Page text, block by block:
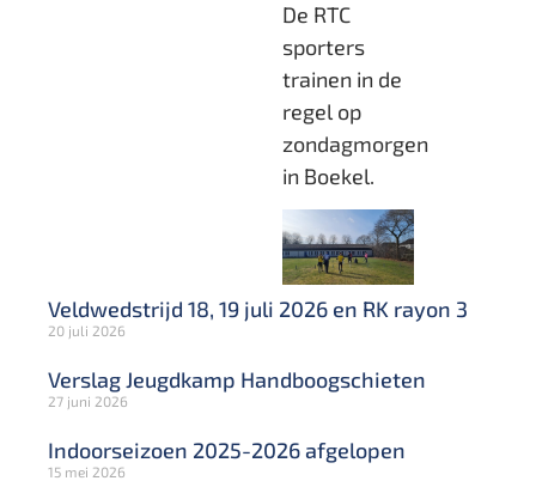
De RTC
sporters
trainen in de
regel op
zondagmorgen
in Boekel.
Veldwedstrijd 18, 19 juli 2026 en RK rayon 3
20 juli 2026
Verslag Jeugdkamp Handboogschieten
27 juni 2026
Indoorseizoen 2025-2026 afgelopen
15 mei 2026